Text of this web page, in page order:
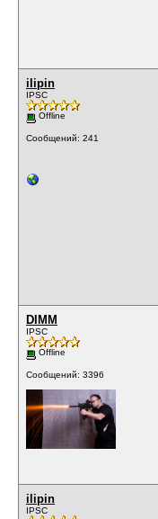
ilipin
IPSC
Offline
Сообщений: 241
DIMM
IPSC
Offline
Сообщений: 3396
ilipin
IPSC